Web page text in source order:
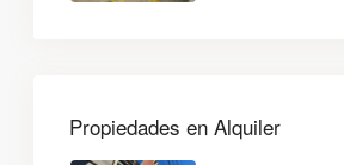
Propiedades en Alquiler